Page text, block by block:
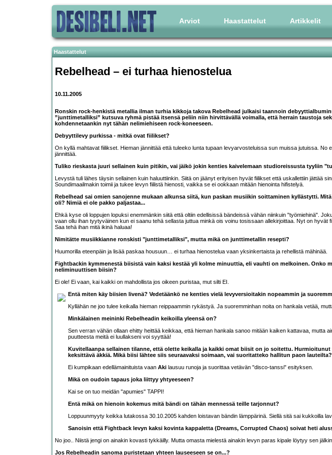
Arviot Haastattelut Artikkelit
Haastattelut
Rebelhead – ei turhaa hienostelua
10.11.2005
Ronskin rock-henkistä metallia ilman turhia kikkoja takova Rebelhead julkaisi taannoin
”junttimetalliksi” kutsuva ryhmä pistää itsensä peliin niin hirvittävällä voimalla, että herrain taustoja
kohdennetaankin nyt tähän nelimiehiseen rock-koneeseen.
Debyyttilevy purkissa - mitkä ovat fiilikset?
On kyllä mahtavat fiilikset. Hieman jännittää että tuleeko lunta tupaan levyarvosteluissa sun muissa jutuissa. No
jännittää.
Tuliko rieskasta juuri sellainen kuin pitikin, vai jäikö jokin kenties kaivelemaan studioreissusta tyyliin
Levystä tuli lähes täysin sellainen kuin haluuttiinkin. Siitä on jäänyt erityisen hyvät fiilikset että uskallettiin jättää
Soundimaailmakin toimii ja tukee levyn fiilistä hienosti, vaikka se ei ookkaan mitään hienointa hifistelyä.
Rebelhead sai omien sanojenne mukaan alkunsa siitä, kun paskan musiikin soittaminen kyllästytti.
oli? Nimiä ei ole pakko paljastaa...
Ehkä kyse oli loppujen lopuksi enemmänkin siitä että oltiin edellisissä bändeissä vähän niinkuin "työmiehinä".
vaan ollu ihan tyytyväinen kun ei saanu tehä sellasta juttua minkä ois voinu tosissaan allekirjoittaa. Nyt on hyvät
Saa tehä ihan mitä ikinä haluaa!
Nimitätte musiikkianne ronskisti "junttimetalliksi", mutta mikä on junttimetallin resepti?
Huumorilla eteenpäin ja lisää paskaa housuun… ei turhaa hienostelua vaan yksinkertaista ja rehellistä mähinää.
Fightbackin kymmenestä biisistä vain kaksi kestää yli kolme minuuttia, eli vauhti on melkoinen. Onko
neliminuuttisen biisin?
Ei ole! Ei vaan, kai kaikki on mahdollista jos oikeen puristaa, mut silti EI.
Entä miten käy biisien livenä? Vedetäänkö ne kenties vielä levyversioitakin nopeammin ja
Kyllähän ne joo tulee keikalla hieman reippaammin rykästyä. Ja suoremminhan noita on hankala vetää,
Minkälainen meininki Rebelheadin keikoilla yleensä on?
Sen verran vähän ollaan ehitty heittää keikkaa, että hieman hankala sanoo mitään kaiken kattavaa, mutta
puutteesta meitä ei luullakseni voi syyttää!
Kuvitellaanpa sellainen tilanne, että olette keikalla ja kaikki omat biisit on jo soitettu.
keksittävä äkkiä. Mikä biisi lähtee siis seuraavaksi soimaan, vai suoritatteko hallitun paon lauteilta?
Ei kumpikaan edellämainituista vaan Aki lausuu runoja ja suorittaa vetävän "disco-tanssi" esityksen.
Mikä on oudoin tapaus joka liittyy yhtyeeseen?
Kai se on tuo meidän "apumies" TAPPI!
Entä mikä on hienoin kokemus mitä bändi on tähän mennessä teille tarjonnut?
Loppuunmyyty keikka lutakossa 30.10.2005 kahden loistavan bändin lämppärinä. Siellä sitä sai kukkoilla
Sanoisin että Fightback levyn kaksi kovinta kappaletta (Dreams, Corrupted Chaos) soivat heti
No joo.. Niistä jengi on ainakin kovasti tykkäilly. Mutta omasta mielestä ainakin levyn paras kipale löytyy sen
Jos Rebelheadin sanoma puristetaan yhteen lauseeseen se on...?